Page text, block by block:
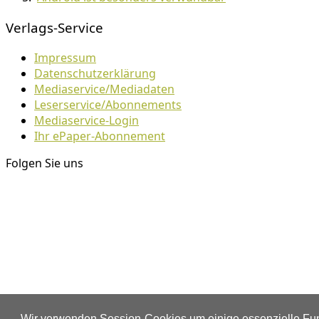
Verlags-Service
Impressum
Datenschutzerklärung
Mediaservice/Mediadaten
Leserservice/Abonnements
Mediaservice-Login
Ihr ePaper-Abonnement
Folgen Sie uns